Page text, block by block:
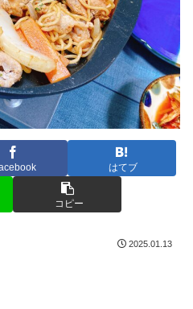
はてブ
コピー
2025.01.13